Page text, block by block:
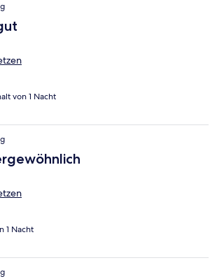
von 1 Nacht
1 Nacht